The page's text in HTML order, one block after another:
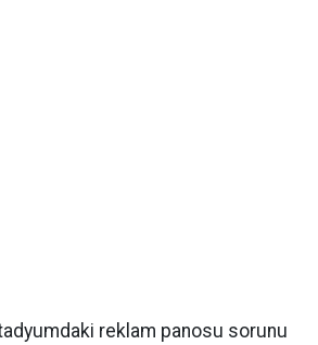
reklam panosu sorunu